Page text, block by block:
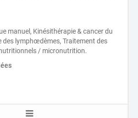
manuel, Kinésithérapie & cancer du
des lymphœdèmes, Traitement des
/ micronutrition.